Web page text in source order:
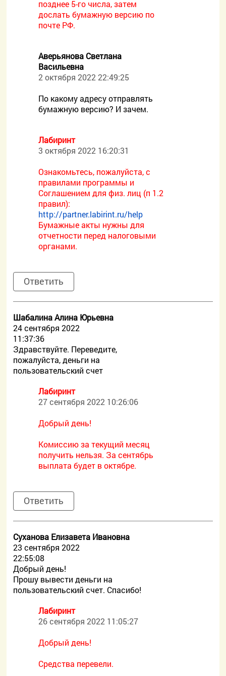
позднее 5-го числа, затем
дослать бумажную версию по
почте РФ.
Аверьянова Светлана
Васильевна
2 октября 2022 22:49:25
По какому адресу отправлять
бумажную версию? И зачем.
Лабиринт
3 октября 2022 16:20:31
Ознакомьтесь, пожалуйста, с
правилами программы и
Соглашением для физ. лиц (п 1.2
правил):
http://partner.labirint.ru/help
Бумажные акты нужны для
отчетности перед налоговыми
органами.
Ответить
Шабалина Алина Юрьевна
24 сентября 2022
11:37:36
Здравствуйте. Переведите,
пожалуйста, деньги на
пользовательский счет
Лабиринт
27 сентября 2022 10:26:06
Добрый день!
Комиссию за текущий месяц
получить нельзя. За сентябрь
выплата будет в октябре.
Ответить
Суханова Елизавета Ивановна
23 сентября 2022
22:55:08
Добрый день!
Прошу вывести деньги на
пользовательский счет. Спасибо!
Лабиринт
26 сентября 2022 11:05:27
Добрый день!
Средства перевели.